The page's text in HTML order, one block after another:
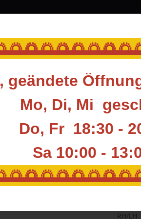
geändete
Mo, Di, Mi
Do, Fr 18:30 -
Sa 10:00 -
RH/LH